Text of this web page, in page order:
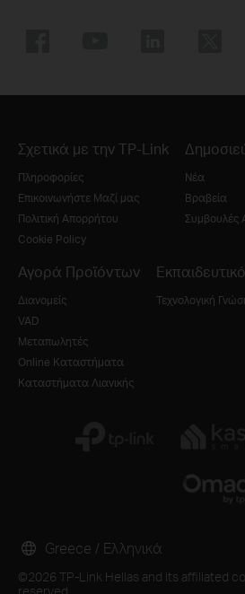
Σχετικά με την TP-Link
Πληροφορίες
Επικοινωνήστε Μαζί μας
Πολιτική Απορρήτου
Cookie Policy
Νέα
Βραβεία
Συμβουλές
Αγορά Προϊόντων
Διανομείς
VAD
Μεταπωλητές
Online Καταστήματα
Καταστήματα Λιανικής
Τεχνολογική
©2026 TP-Link Hellas and its affiliated
reserved.
Greece / Ελληνικά